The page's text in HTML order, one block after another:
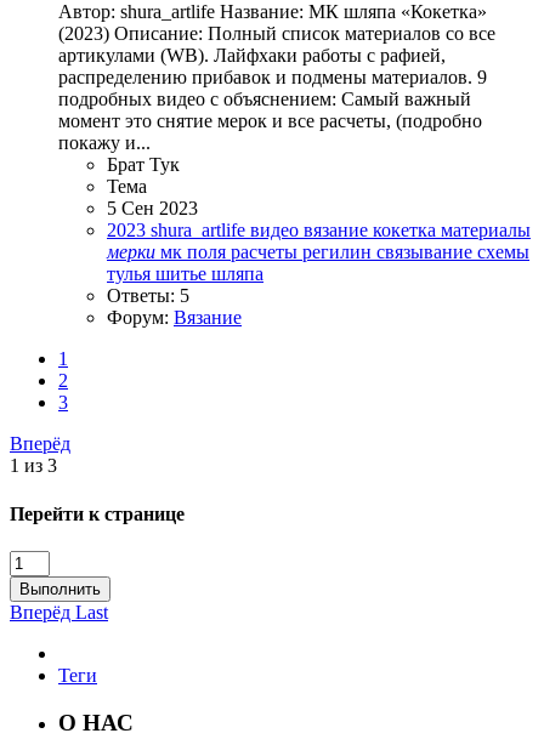
Автор: shura_artlife Название: МК шляпа «Кокетка»
(2023) Описание: Полный список материалов со все
артикулами (WB). Лайфхаки работы с рафией,
распределению прибавок и подмены материалов. 9
подробных видео с объяснением: Самый важный
момент это снятие мерок и все расчеты, (подробно
покажу и...
Брат Тук
Тема
5 Сен 2023
2023 shura_artlife видео вязание кокетка материалы
мерки мк поля расчеты регилин связывание схемы
тулья шитье шляпа
Ответы: 5
Форум: Вязание
1
2
3
Вперёд
1 из 3
Перейти к странице
Выполнить
Вперёд Last
Теги
О НАС